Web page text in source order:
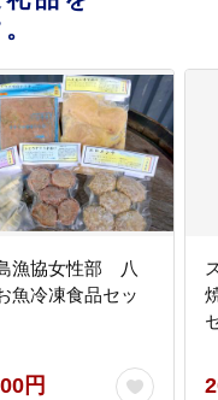
漁協女性部 八
魚冷凍食品セッ
円